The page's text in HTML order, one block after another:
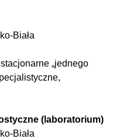
Biała
„jednego
(laboratorium)
Biała